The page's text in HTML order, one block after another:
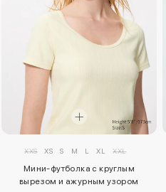
XXS XS S M L XL XXL
Мини-футболка с круглым
вырезом и ажурным узором